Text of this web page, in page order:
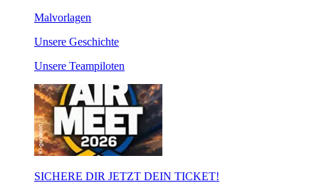
Malvorlagen
Unsere Geschichte
Unsere Teampiloten
SICHERE DIR JETZT DEIN TICKET!